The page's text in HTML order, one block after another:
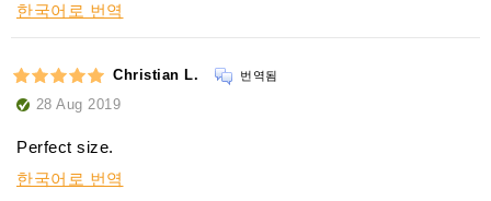
한국어로 번역
Christian L. 번역됨
28 Aug 2019
Perfect size.
한국어로 번역